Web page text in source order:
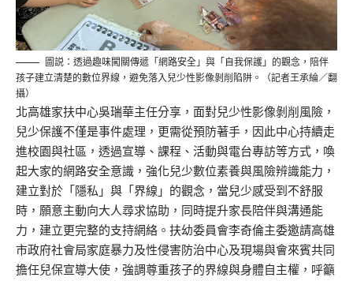
圖説：透過趣味闖關傳遞「網路安全」與「自我保護」的觀念，陪伴
孩子建立清楚的數位界線，避免落入兒少性影像剝削陷阱。（記者王承綸／翻
攝）
北高雄家扶中心吳瑞華主任分享 ，面對兒少性影像剝削風險，
兒少保護不僅是事件處理，更需從預防著手 ， 因此中心持續走
進校園與社區， 透過宣導、課程 、 活動與電台專訪等方式， 喚
起大家的網路安全意識， 強化兒少數位素養與風險辨識能力 ，
建立對於「隱私」與「界線」的觀念，當兒少感受到不舒服
時，願意主動向大人尋求協助 ，同時提升家長陪伴與溝通能
力，建立更完整的支持網絡。 扶幼委員會李奇倫主委邀請高雄
市政府社會局家庭暴力及性侵害防治中心及現場與會來賓共同
擔任兒保宣導大使，強調尊重孩子的界線與身體自主權 ， 呼籲